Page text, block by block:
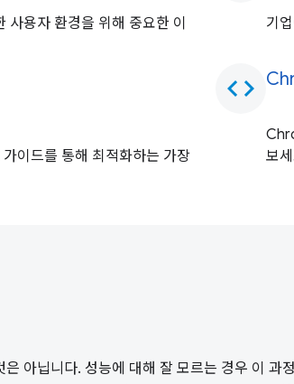
용자 환경을 위해 중요한 이
이드를 통해 최적화하는 가장
기
code
보
아닙니다. 성능에 대해 잘 모르는 경우 이 과